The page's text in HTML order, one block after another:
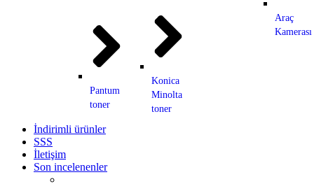
Pantum
toner
Konica
Minolta
toner
Araç
Kamerası
İndirimli ürünler
SSS
İletişim
Son incelenenler